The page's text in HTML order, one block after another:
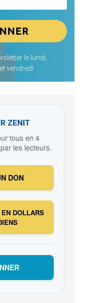
le lundi,
vendredi
ZENIT
tous en 4
les lecteurs.
DON
DOLLARS